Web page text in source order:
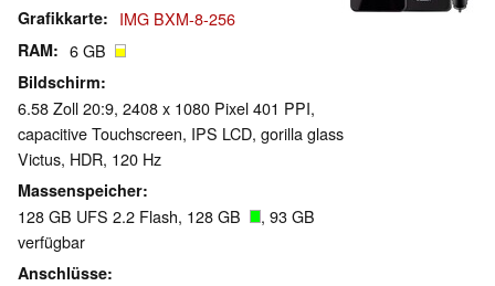
Grafikkarte IMG BXM-8-256
RAM 6 GB
Bildschirm
6.58 Zoll 20:9, 2408 x 1080 Pixel 401 PPI,
capacitive Touchscreen, IPS LCD, gorilla glass
Victus, HDR, 120 Hz
Massenspeicher
128 GB UFS 2.2 Flash, 128 GB
, 93 GB
verfügbar
Anschlüsse